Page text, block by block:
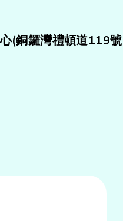
(銅鑼灣禮頓道119號